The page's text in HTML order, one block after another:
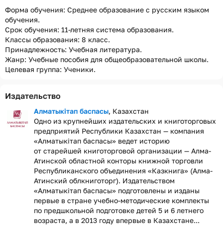
Форма обучения: Среднее образование с русским языком
обучения.
Срок обучения: 11-летняя система образования.
Классы образования: 8 класс.
Принадлежность: Учебная литература.
Жанр: Учебные пособия для общеобразовательной школы.
Целевая группа: Ученики.
Издательство
Алматыкітап баспасы, Казахстан
Одно из крупнейших издательских и книготорговых
предприятий Республики Казахстан — компания
«Алматыкiтап баспасы» ведет историю
от старейшей книготорговой организации — Алма-
Атинской областной конторы книжной торговли
Республиканского объединения «Казкнига» (Алма-
Атинский облкниготорг). Издательством
«Алматыкiтап баспасы» подготовлены и изданы
первые в стране учебно-методические комплекты
по предшкольной подготовке детей 5 и 6 летнего
возраста, а в 2013 году впервые в Казахстане...